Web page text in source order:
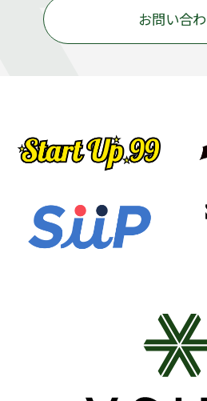
お問い合